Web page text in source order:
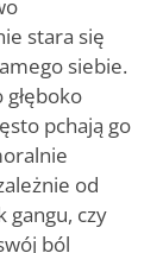
stara się
siebie.
pchają go
od
gangu, czy
ból